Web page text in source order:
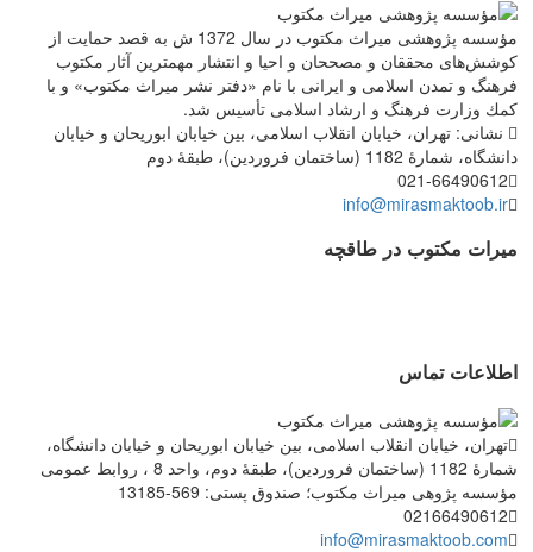
مؤسسه پژوهشی میراث مكتوب در سال 1372 ش به قصد حمایت از
كوشش‌های محققان و مصححان و احیا و انتشار مهمترین آثار مكتوب
فرهنگ و تمدن اسلامی و ایرانی با نام «دفتر نشر میراث مكتوب» و با
كمك وزارت فرهنگ و ارشاد اسلامی تأسیس شد.
نشانی: تهران، خیابان انقلاب اسلامی، بین خیابان ابوریحان و خیابان
دانشگاه، شمارۀ 1182 (ساختمان فروردین)، طبقۀ دوم
021-66490612
info@mirasmaktoob.ir
میرات مکتوب در طاقچه
اطلاعات تماس
تهران، خیابان انقلاب اسلامی، بین خیابان ابوریحان و خیابان دانشگاه،
شمارۀ 1182 (ساختمان فروردین)، طبقۀ دوم، واحد 8 ، روابط عمومی
مؤسسه پژوهی میراث مکتوب؛ صندوق پستی: 569-13185
02166490612
info@mirasmaktoob.com